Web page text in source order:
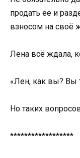
продать её и
взносом на своё
Лена всё ждала,
«Лен, как вы? Вы
Но таких
******************